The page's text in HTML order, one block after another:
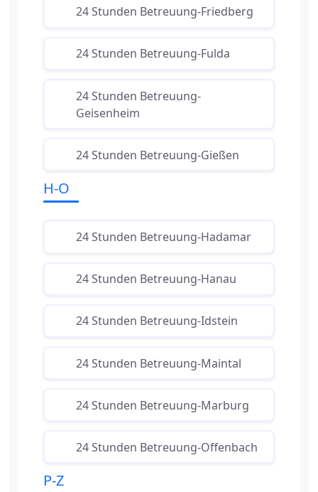
24 Stunden Betreuung-Friedberg
24 Stunden Betreuung-Fulda
24 Stunden Betreuung-
Geisenheim
24 Stunden Betreuung-Gießen
H-O
24 Stunden Betreuung-Hadamar
24 Stunden Betreuung-Hanau
24 Stunden Betreuung-Idstein
24 Stunden Betreuung-Maintal
24 Stunden Betreuung-Marburg
24 Stunden Betreuung-Offenbach
P-Z